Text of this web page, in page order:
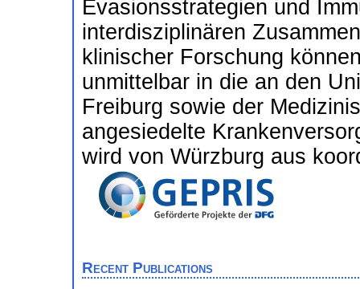
Evasionsstrategien und
interdisziplinären
klinischer Forschung
unmittelbar in die an den
Freiburg sowie der
angesiedelte
wird von Würzburg aus
Recent Publications